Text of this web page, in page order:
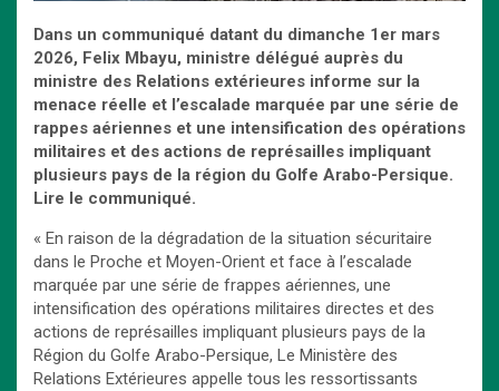
Dans un communiqué datant du dimanche 1 er mars
2026, Felix Mbayu, ministre délégué auprès du
ministre des Relations extérieures informe sur la
menace réelle et l’escalade marquée par une série de
rappes aériennes et une intensification des opérations
militaires et des actions de représailles impliquant
plusieurs pays de la région du Golfe Arabo-Persique.
Lire le communiqué.
« En raison de la dégradation de la situation sécuritaire
dans le Proche et Moyen-Orient et face à l’escalade
marquée par une série de frappes aériennes, une
intensification des opérations militaires directes et des
actions de représailles impliquant plusieurs pays de la
Région du Golfe Arabo-Persique, Le Ministère des
Relations Extérieures appelle tous les ressortissants